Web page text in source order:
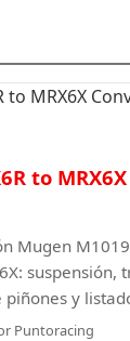
to
Mugen
suspensión,
y
Puntoracing